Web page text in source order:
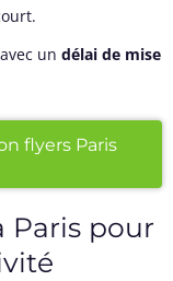
un délai de mise
flyers Paris
Paris pour